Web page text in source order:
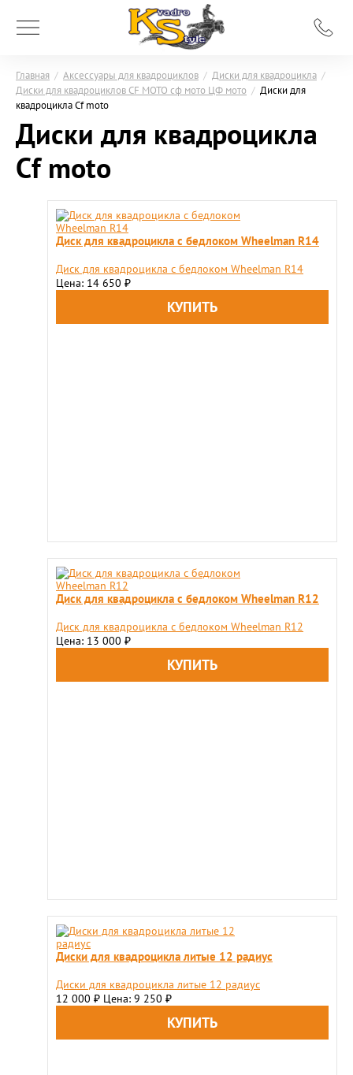
Главная / Аксессуары для квадроциклов / Диски для квадроцикла /
Диски для квадроциклов CF MOTO сф мото ЦФ мото / Диски для
квадроцикла Cf moto
Диски для квадроцикла
Cf moto
Диск для квадроцикла с бедлоком Wheelman R14
Диск для квадроцикла с бедлоком Wheelman R14
Цена: 14 650 ₽
Диск для квадроцикла с бедлоком Wheelman R12
Диск для квадроцикла с бедлоком Wheelman R12
Цена: 13 000 ₽
Диски для квадроцикла литые 12 радиус
Диски для квадроцикла литые 12 радиус
12 000 ₽ Цена: 9 250 ₽